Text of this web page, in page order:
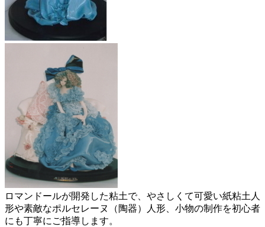
ロマンドールが開発した粘土で、やさしくて可愛い紙粘土人
形や素敵なポルセレーヌ（陶器）人形、小物の制作を初心者
にも丁寧にご指導します。